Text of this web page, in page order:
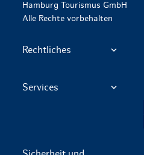
Hamburg Tourismus GmbH
Alle Rechte vorbehalten
Rechtliches
Services